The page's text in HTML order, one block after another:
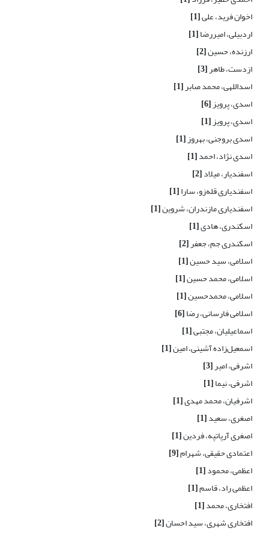
اخوان فرید، علی[1]
اردبیلی، امیررضا[1]
ارزنده، حسین[2]
ازدست، طاهر[3]
اسداللهی، محمد صابر[1]
اسدی، پرویز[6]
اسدی، پرویز[1]
اسدی بروجنی، بهروز[1]
اسدی نژاد، احمد[1]
اسفندیار، میلاد[2]
اسفندیاری قله‌زو، سارا[1]
اسفندیاری مازندران، شروین[1]
اسکندری، هادی[1]
اسکندری جم، جعفر[2]
اسلامی، سید حسین[1]
اسلامی، محمد حسین[1]
اسلامی، محمدحسین[1]
اسلامی فارسانی، رضا[6]
اسماعیلیان، مجتبی[1]
اسمعیل‌زاده آشینی، امین[1]
اشرفی، امیر[3]
اشرفی، نیما[1]
اشرفیان، محمد مهدی[1]
اصغری، سعید[1]
اصغری آرپاتپه، فردین[1]
اعتمادی حقیقی، شهرام[9]
اعظمی، محمود[1]
اعظمی راد، قاسم[1]
افتخاری، محمد[1]
افتخاری شهری، سید احسان[2]